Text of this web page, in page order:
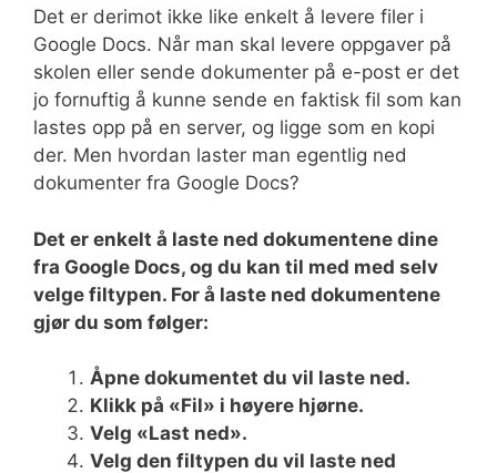
Det er derimot ikke like enkelt å levere filer i
Google Docs. Når man skal levere oppgaver på
skolen eller sende dokumenter på e-post er det
jo fornuftig å kunne sende en faktisk fil som kan
lastes opp på en server, og ligge som en kopi
der. Men hvordan laster man egentlig ned
dokumenter fra Google Docs?
Det er enkelt å laste ned dokumentene dine
fra Google Docs, og du kan til med med selv
velge filtypen. For å laste ned dokumentene
gjør du som følger:
Åpne dokumentet du vil laste ned.
Klikk på «Fil» i høyere hjørne.
Velg «Last ned».
Velg den filtypen du vil laste ned